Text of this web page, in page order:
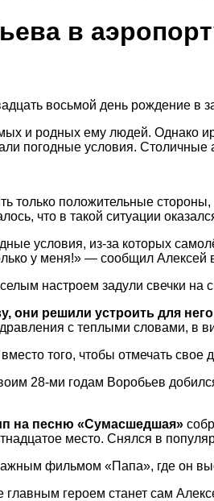
в
восьмой день рождение в
и родных ему людей. Однако
погодные условия.
только положительные
что в такой ситуации
условия, из-за которых
у меня!» — сообщил Алексей
настроем задули свечки на
они решили устроить для
с теплыми словами, в
того, чтобы отмечать свое
28-ми годам Воробьев
на песню «Сумасшедшая»
место. Снялся в
фильмом «Папа», где он
главным героем станет сам